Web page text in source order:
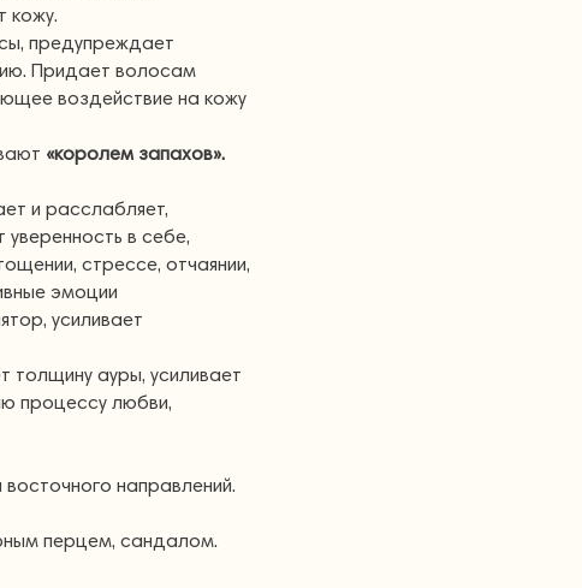
кожу.
предупреждает
Придает волосам
воздействие на кожу
«королем запахов».
и расслабляет,
в себе,
стрессе, отчаянии,
эмоции
усиливает
толщину ауры, усиливает
процессу любви,
направлений.
перцем, сандалом.